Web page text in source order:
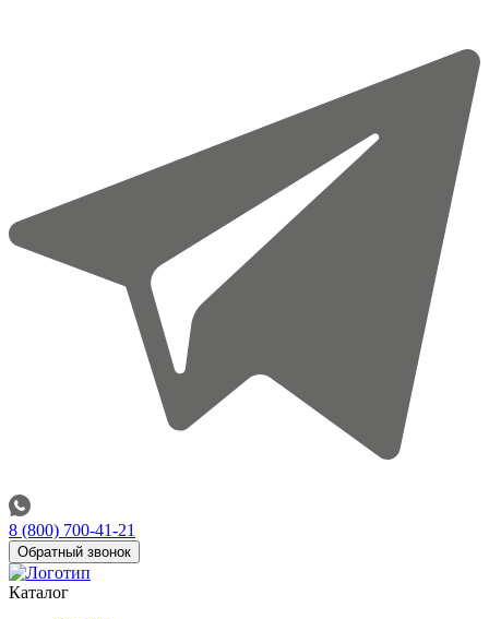
8 (800) 700-41-21
Обратный звонок
Каталог